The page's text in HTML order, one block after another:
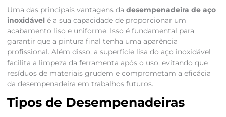
Uma das principais vantagens da desempenadeira de aço
inoxidável é a sua capacidade de proporcionar um
acabamento liso e uniforme. Isso é fundamental para
garantir que a pintura final tenha uma aparência
profissional. Além disso, a superfície lisa do aço inoxidável
facilita a limpeza da ferramenta após o uso, evitando que
resíduos de materiais grudem e comprometam a eficácia
da desempenadeira em trabalhos futuros.
Tipos de Desempenadeiras